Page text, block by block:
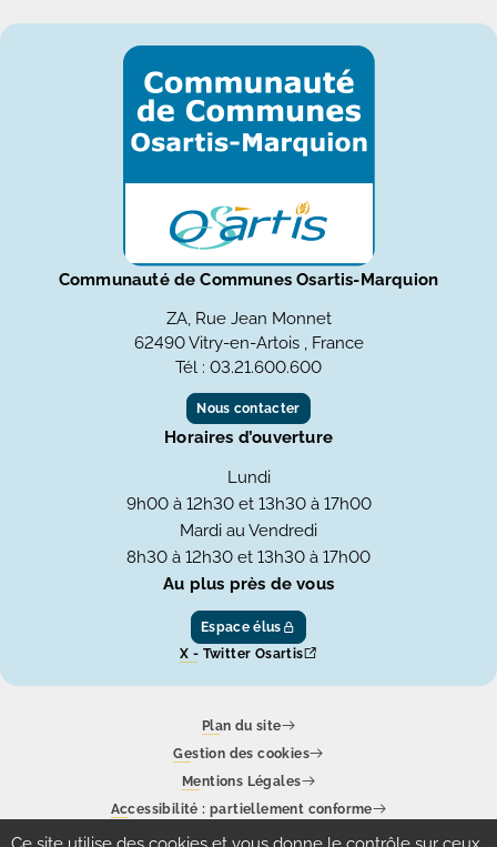
Communauté de Communes Osartis-Marquion
ZA, Rue Jean Monnet
62490 Vitry-en-Artois , France
Tél : 03.21.600.600
Nous contacter
Horaires d’ouverture
Lundi
9h00 à 12h30 et 13h30 à 17h00
Mardi au Vendredi
8h30 à 12h30 et 13h30 à 17h00
Au plus près de vous
Espace élus
X - Twitter Osartis
Plan du site
Gestion des cookies
Mentions Légales
Accessibilité : partiellement conforme